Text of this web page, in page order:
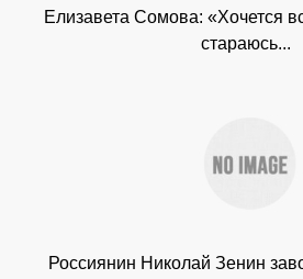
Елизавета Сомова: «Хочется
стараюсь...
Россиянин Николай Зенин